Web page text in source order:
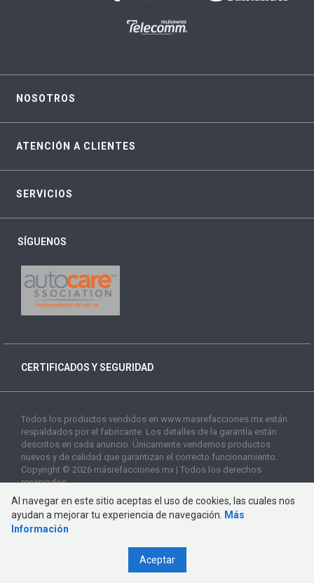
NOSOTROS
ATENCIÓN A CLIENTES
SERVICIOS
SÍGUENOS
CERTIFICADOS Y SEGURIDAD
Todos los productos vendidos en www.masrefacciones.mx están
respaldados por el fabricante. Los detalles de la garantía están
descritos en cada anuncio. Únicamente vendemos productos
nuevos y de calidad que garantizan el correcto funcionamiento.
Copyright © 2026 másrefacciones.mx | Todos los derechos
reservados
Al navegar en este sitio aceptas el uso de cookies, las cuales nos
ayudan a mejorar tu experiencia de navegación.
Más
Información
Aceptar